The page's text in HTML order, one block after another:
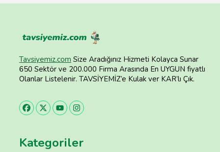
Tavsiyemiz.com Size Aradığınız Hizmeti Kolayca Sunar
650 Sektör ve 200.000 Firma Arasında En UYGUN fiyatlı
Olanlar Listelenir. TAVSİYEMİZ’e Kulak ver KAR’lı Çık.
Kategoriler